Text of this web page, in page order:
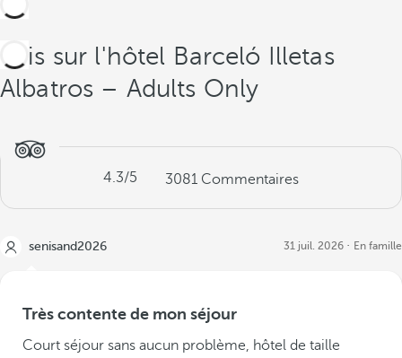
Avis sur l'hôtel Barceló Illetas
Albatros – Adults Only
4.3/5 3081 Commentaires
senisand2026 31 juil. 2026 En famille
Très contente de mon séjour
Court séjour sans aucun problème, hôtel de taille